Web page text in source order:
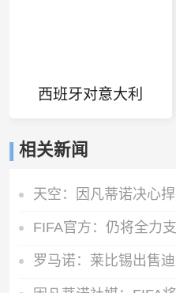
西班牙对意大利
相关新闻